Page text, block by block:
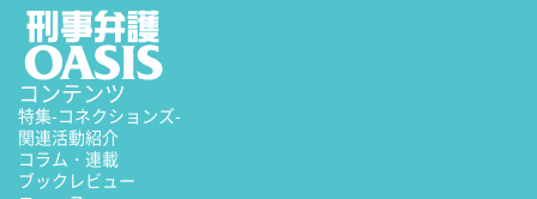
コンテンツ
特集-コネクションズ-
関連活動紹介
コラム・連載
ブックレビュー